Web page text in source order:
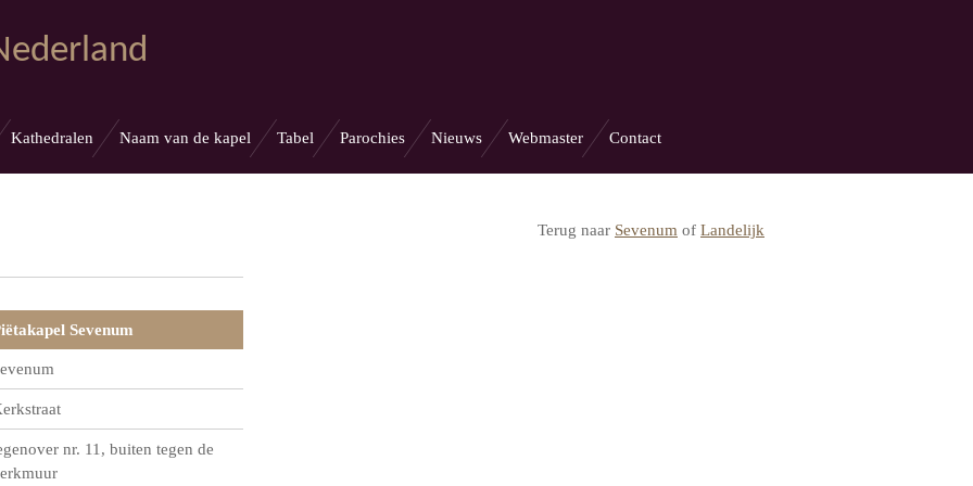
Kathedralen Naam van de kapel Tabel Parochies Nieuws Webmaster Contact
Terug naar Sevenum of Landelijk
Sevenum
nr. 11, buiten tegen de